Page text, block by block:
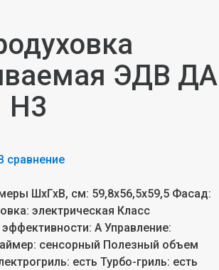
ЭДВ ДА
Н3
сравнение
ШхГхВ, см: 59,8х56,5х59,5 Фасад:
электрическая Класс
A Управление:
сенсорный Полезный объем
есть Турбо-гриль: есть